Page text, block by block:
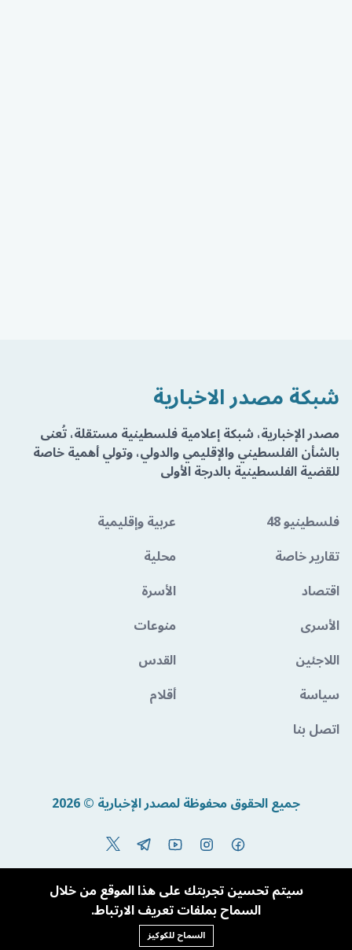
شبكة مصدر الاخبارية
مصدر الإخبارية، شبكة إعلامية فلسطينية مستقلة، تُعنى
بالشأن الفلسطيني والإقليمي والدولي، وتولي أهمية خاصة
للقضية الفلسطينية بالدرجة الأولى
فلسطينيو 48
عربية وإقليمية
تقارير خاصة
محلية
اقتصاد
الأسرة
الأسرى
منوعات
اللاجئين
القدس
سياسة
أقلام
اتصل بنا
جميع الحقوق محفوظة لمصدر الإخبارية © 2026
Powered By BandoraCMS
سيتم تحسين تجربتك على هذا الموقع من خلال
السماح بملفات تعريف الارتباط.
السماح للكوكيز